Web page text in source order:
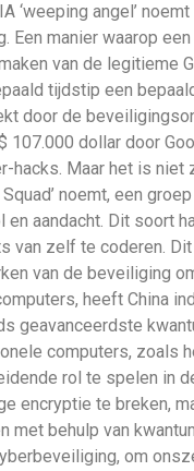
‘weeping angel’
manier waarop
van de legitieme
tijdstip een
door de
dollar door
Maar het is
noemt, een
aandacht. Dit soort
zelf te coderen.
van de beveiliging
heeft China
geavanceerdste
computers, zoals
rol te spelen in
encryptie te breken,
behulp van
om